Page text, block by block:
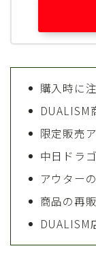
購入時に
DUALISM
限定販売
中日ドラ
アウター
商品の再
DUALISM